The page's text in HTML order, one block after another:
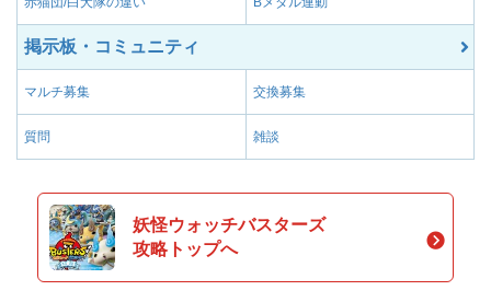
掲示板・コミュニティ
マルチ募集 交換募集
質問 雑談
妖怪ウォッチバスターズ
攻略トップへ